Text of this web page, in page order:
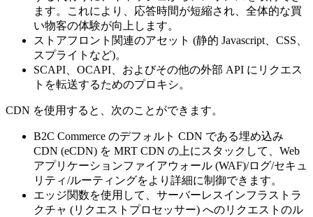
ます。これにより、応答時間が短縮され、全体的な買
い物客の体験が向上します。
ストアフロント関連のアセット (静的 Javascript、CSS、
スプライトなど)。
SCAPI、OCAPI、およびその他の外部 API にリクエス
トを転送するためのプロキシ。
CDN を使用すると、次のことができます。
B2C Commerce のデフォルト CDN である埋め込み
CDN (eCDN) を MRT CDN の上にスタックして、Web
アプリケーションファイアウォール (WAF)/ログ/セキュ
リティ/ルーティングをより詳細に制御できます。
エッジ関数を使用して、サーバーレスインフラストラ
クチャ (リクエストプロセッサー) へのリクエストのル